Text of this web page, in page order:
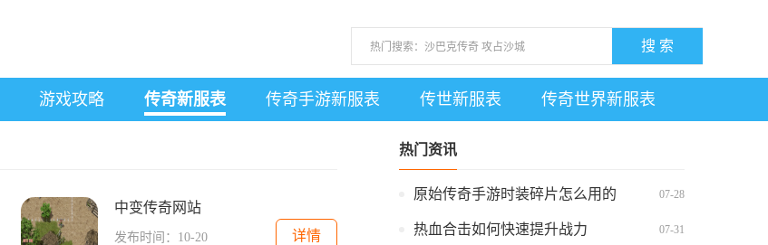
搜 索
游戏攻略 传奇新服表 传奇手游新服表 传世新服表 传奇世界新服表
中变传奇网站
发布时间：10-20 详情
热门资讯
原始传奇手游时装碎片怎么用的 07-28
热血合击如何快速提升战力 07-31